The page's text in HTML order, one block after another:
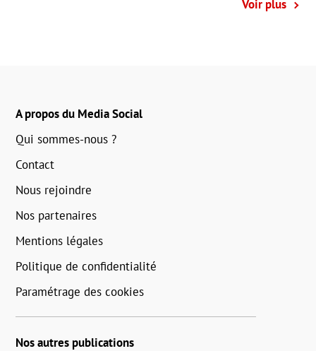
Voir plus
A propos du Media Social
Qui sommes-nous ?
Contact
Nous rejoindre
Nos partenaires
Mentions légales
Politique de confidentialité
Paramétrage des cookies
Nos autres publications